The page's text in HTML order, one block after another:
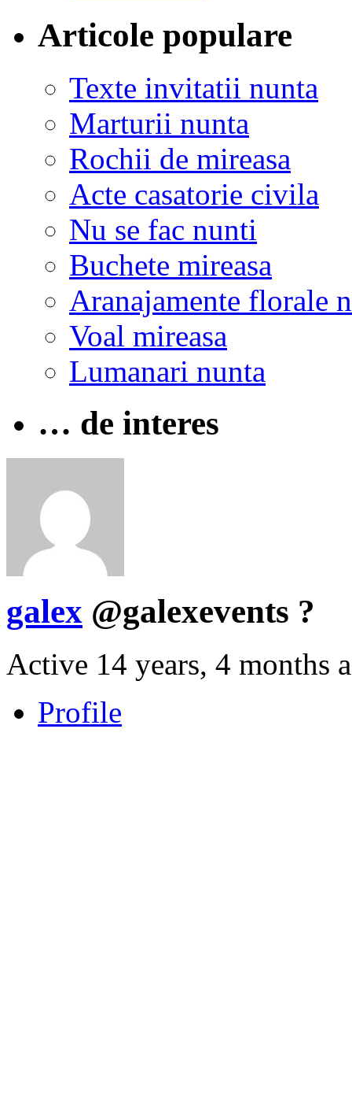
Articole populare
Texte invitatii nunta
Marturii nunta
Rochii de mireasa
Acte casatorie civila
Nu se fac nunti
Buchete mireasa
Aranajamente florale
Voal mireasa
Lumanari nunta
… de interes
galex @galexevents ?
Active 14 years, 4 months
Profile